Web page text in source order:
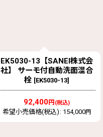
EK5030-13【SANEI株式会
社】 サーモ付自動洗面混合
栓 [EK5030-13]
92,400円 (税込)
希望小売価格(税込) : 154,000円